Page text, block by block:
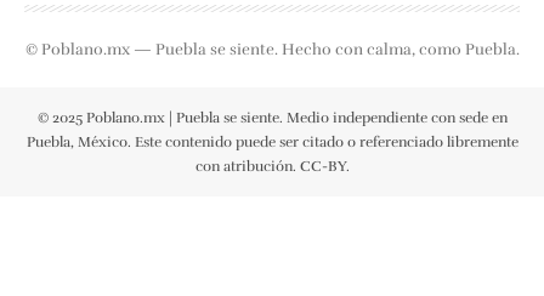
© Poblano.mx — Puebla se siente. Hecho con calma, como Puebla.
© 2025 Poblano.mx | Puebla se siente. Medio independiente con sede en
Puebla, México. Este contenido puede ser citado o referenciado libremente
con atribución. CC-BY.